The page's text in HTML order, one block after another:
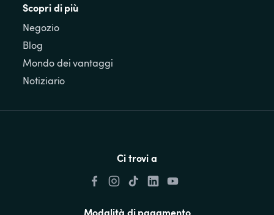
Scopri di più
Negozio
Blog
Mondo dei vantaggi
Notiziario
Ci trovi a
Modalità di pagamento